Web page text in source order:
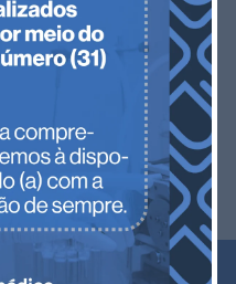
a Proteção dos
com Almofadas